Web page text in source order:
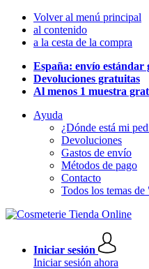
Volver al menú principal
al contenido
a la cesta de la compra
España: envío estándar
Devoluciones gratuitas
Al menos 1 muestra
Ayuda
¿Dónde está mi
Devoluciones
Gastos de envío
Métodos de pago
Contacto
Todos los temas
Iniciar sesión
Iniciar sesión ahora